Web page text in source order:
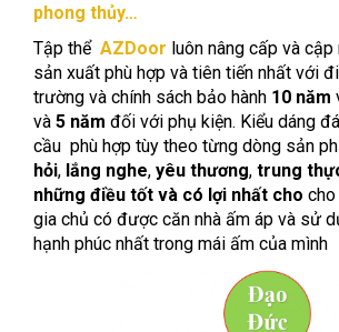
phong thủy…
Tập thể AZDoor luôn nâng cấp và
sản xuất phù hợp và tiên tiến nhất với
trường và chính sách bảo hành 10 năm
và 5 năm đối với phụ kiện. Kiểu dáng
cầu phù hợp tùy theo từng dòng sản
hỏi, lắng nghe, yêu thương, trung
những điều tốt và có lợi nhất cho
gia chủ có được căn nhà ấm áp và sử
hạnh phúc nhất trong mái ấm của mình